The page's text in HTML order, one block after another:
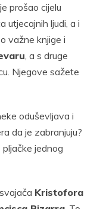
prošao cijelu
utjecajnih ljudi, a i
važne knjige i
, a s druge
Njegove sažete
oduševljava i
da je zabranjuju?
jednog
Kristofora